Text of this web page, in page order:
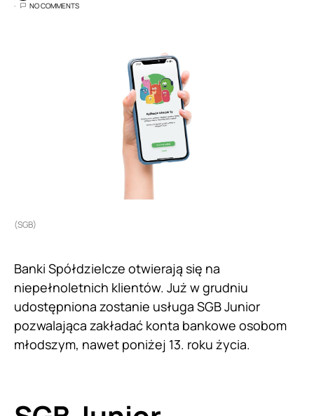
NO COMMENTS
(SGB)
Banki Spółdzielcze otwierają się na
niepełnoletnich klientów. Już w grudniu
udostępniona zostanie usługa SGB Junior
pozwalająca zakładać konta bankowe osobom
młodszym, nawet poniżej 13. roku życia.